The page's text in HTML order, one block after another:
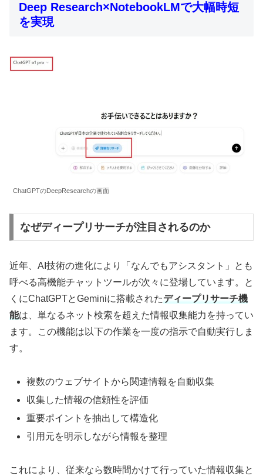
Deep Research×NotebookLMで大幅時短
を実現
ChatGPTのDeepResearchの画面
なぜディープリサーチが注目されるのか
近年、AI技術の進化により「なんでもアシスタント」とも
呼べる高機能チャットツールが次々に登場しています。と
くにChatGPTとGeminiに搭載されたディープリサーチ機
能は、単なるネット検索を超えた情報収集能力を持ってい
ます。この機能は以下の作業を一度の指示で自動実行しま
す。
複数のウェブサイトから関連情報を自動収集
収集した情報の信頼性を評価
重要ポイントを抽出して構造化
引用元を明示しながら情報を整理
これにより、従来なら数時間かけて行っていた情報収集と